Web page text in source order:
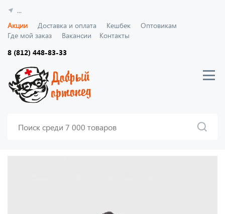
...
Акции
Доставка и оплата Кешбек
Оптовикам
Где мой заказ
Вакансии
Контакты
8 (812) 448-83-33